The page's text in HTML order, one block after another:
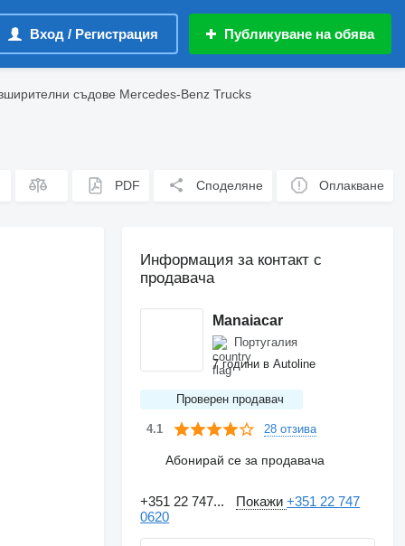
Вход / Регистрация Публикуване на обява
съдове Mercedes-Benz Trucks
PDF Споделяне Оплакване
Информация за контакт с
продавача
Manaiacar
Португалия
7 години в Autoline
Проверен продавач
4.1 28 отзива
Абонирай се за продавача
+351 22 747... Покажи+351 22 747
0620